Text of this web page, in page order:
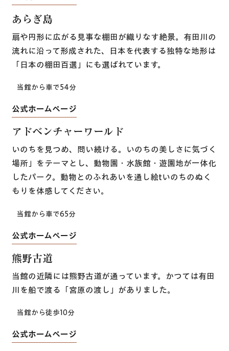
​あらぎ島
扇や円形に広がる見事な棚田が織りなす絶景。有田川の
流れに沿って形成された、日本を代表する独特な地形は
「日本の棚田百選」にも選ばれています。
当館から車で54分
公式ホームページ
アドベンチャーワールド
いのちを見つめ、問い続ける。いのちの美しさに気づく
場所」をテーマとし、動物園・水族館・遊園地が一体化
したパーク。動物とのふれあいを通し絵tいのちのぬく
もりを体感してください。
当館から車で65分
公式ホームページ
​熊野古道
当館の近隣には熊野古道が通っています。かつては有田
川を船で渡る「宮原の渡し」がありました。
当館から徒歩10分
公式ホームページ